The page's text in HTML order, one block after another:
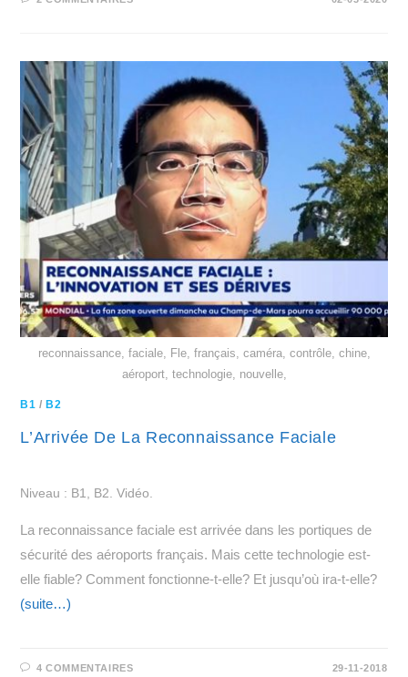
reconnaissance, faciale, Fle, français, caméra, contrôle, chine,
aéroport, technologie, nouvelle,
B1 / B2
L’Arrivée De La Reconnaissance Faciale
Niveau : B1, B2. Vidéo.
La reconnaissance faciale est arrivée dans les portiques de
sécurité des aéroports français. Mais cette technologie est-
elle fiable? Comment fonctionne-t-elle? Et jusqu’où ira-t-elle?
(suite…)
4 COMMENTAIRES 29-11-2018